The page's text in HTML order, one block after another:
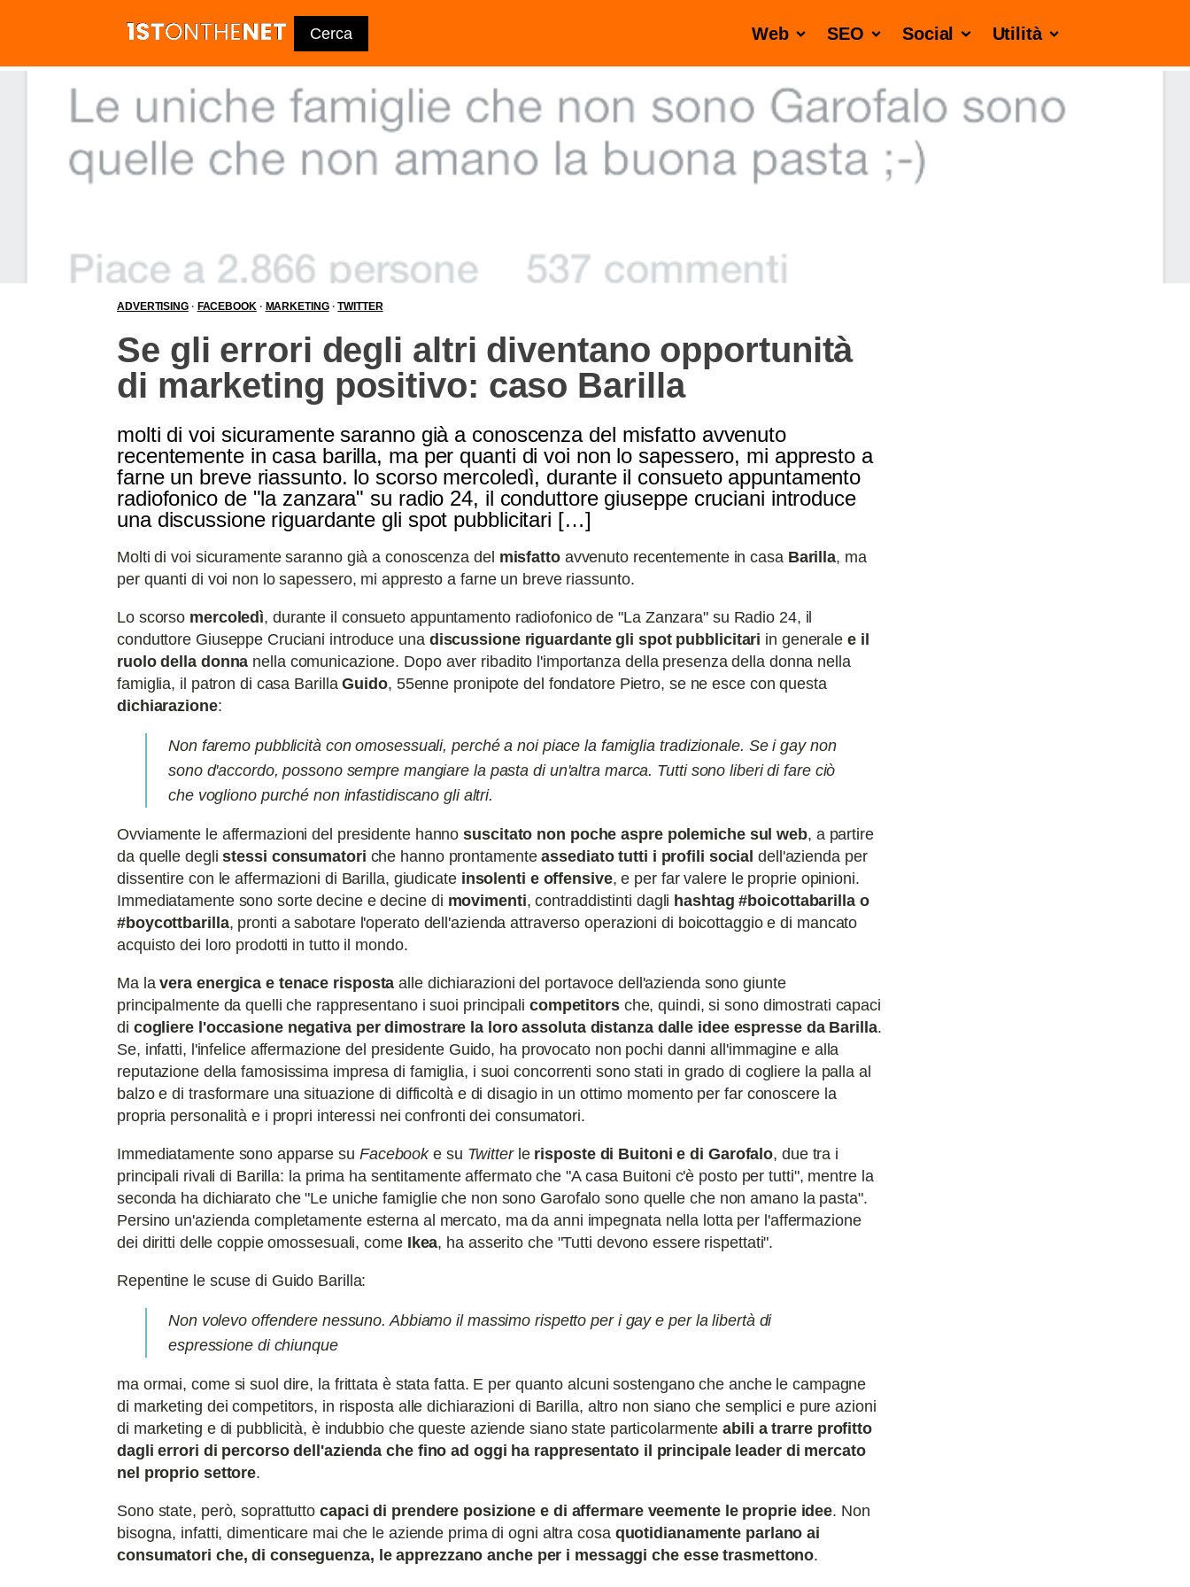
Web SEO Social Utilità
ADVERTISING· FACEBOOK· MARKETING·TWITTER
Se gli errori degli altri diventano opportunità
di marketing positivo: caso Barilla
molti di voi sicuramente saranno già a conoscenza del misfatto avvenuto
recentemente in casa barilla, ma per quanti di voi non lo sapessero, mi appresto a
farne un breve riassunto. lo scorso mercoledì, durante il consueto appuntamento
radiofonico de "la zanzara" su radio 24, il conduttore giuseppe cruciani introduce
una discussione riguardante gli spot pubblicitari […]
Molti di voi sicuramente saranno già a conoscenza del misfattoavvenuto recentemente in casa Barilla, ma
per quanti di voi non lo sapessero, mi appresto a farne un breve riassunto.
Lo scorso mercoledì, durante il consueto appuntamento radiofonico de "La Zanzara" su Radio 24, il
conduttore Giuseppe Cruciani introduce una discussione riguardante gli spot pubblicitari in generale e il
ruolo della donna nella comunicazione. Dopo aver ribadito l'importanza della presenza della donna nella
famiglia, il patron di casa BarillaGuido, 55enne pronipote del fondatore Pietro, se ne esce con questa
dichiarazione:
Non faremo pubblicità con omosessuali, perché a noi piace la famiglia tradizionale. Se i gay non
sono d'accordo, possono sempre mangiare la pasta di un'altra marca. Tutti sono liberi di fare ciò
che vogliono purché non infastidiscano gli altri.
Ovviamente le affermazioni del presidente hannosuscitato non poche aspre polemiche sul web, a partire
da quelle deglistessi consumatori che hanno prontamenteassediato tutti i profili social dell'azienda per
dissentire con le affermazioni di Barilla, giudicate insolenti e offensive, e per far valere le proprie opinioni.
Immediatamente sono sorte decine e decine di movimenti, contraddistinti dagli hashtag #boicottabarilla o
#boycottbarilla, pronti a sabotare l'operato dell'azienda attraverso operazioni di boicottaggio e di mancato
acquisto dei loro prodotti in tutto il mondo.
Ma lavera energica e tenace risposta alle dichiarazioni del portavoce dell'azienda sono giunte
principalmente da quelli che rappresentano i suoi principali competitorsche, quindi, si sono dimostrati capaci
di cogliere l'occasione negativa per dimostrare la loro assoluta distanza dalle idee espresse da Barilla.
Se, infatti, l'infelice affermazione del presidente Guido, ha provocato non pochi danni all'immagine e alla
reputazione della famosissima impresa di famiglia, i suoi concorrenti sono stati in grado di cogliere la palla al
balzo e di trasformare una situazione di difficoltà e di disagio in un ottimo momento per far conoscere la
propria personalità e i propri interessi nei confronti dei consumatori.
Immediatamente sono apparse su Facebooke su Twitterle risposte di Buitoni e di Garofalo, due tra i
principali rivali di Barilla: la prima ha sentitamente affermato che "A casa Buitoni c'è posto per tutti", mentre la
seconda ha dichiarato che "Le uniche famiglie che non sono Garofalo sono quelle che non amano la pasta".
Persino un'azienda completamente esterna al mercato, ma da anni impegnata nella lotta per l'affermazione
dei diritti delle coppie omossesuali, come Ikea, ha asserito che "Tutti devono essere rispettati".
Repentine le scuse di Guido Barilla:
Non volevo offendere nessuno. Abbiamo il massimo rispetto per i gay e per la libertà di
espressione di chiunque
ma ormai, come si suol dire, la frittata è stata fatta. E per quanto alcuni sostengano che anche le campagne
di marketing dei competitors, in risposta alle dichiarazioni di Barilla, altro non siano che semplici e pure azioni
di marketing e di pubblicità, è indubbio che queste aziende siano state particolarmenteabili a trarre profitto
dagli errori di percorso dell'azienda che fino ad oggi ha rappresentato il principale leader di mercato
nel proprio settore.
Sono state, però, soprattutto capaci di prendere posizione e di affermare veemente le proprie idee. Non
bisogna, infatti, dimenticare mai che le aziende prima di ogni altra cosa quotidianamente parlano ai
consumatori che, di conseguenza, le apprezzano anche per i messaggi che esse trasmettono.